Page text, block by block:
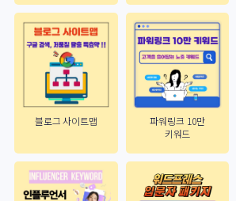
블로그 사이트맵
파워링크 10만
키워드